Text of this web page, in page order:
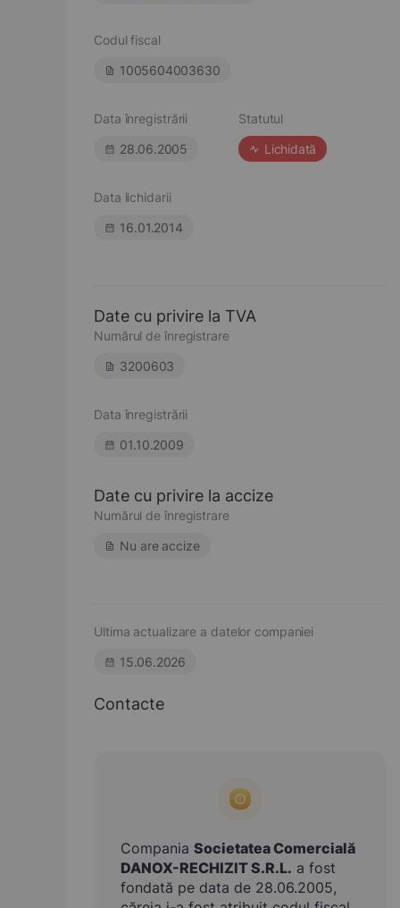
Codul fiscal
1005604003630
Data înregistrării
28.06.2005
Statutul
Lichidată
Data lichidarii
16.01.2014
Date cu privire la TVA
Numărul de înregistrare
3200603
Data înregistrării
01.10.2009
Date cu privire la accize
Numărul de înregistrare
Nu are accize
Ultima actualizare a datelor companiei
15.06.2026
Contacte
Compania Societatea Comercială
DANOX-RECHIZIT S.R.L. a fost
fondată pe data de 28.06.2005,